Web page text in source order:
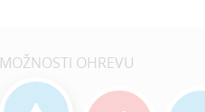
MOŽNOSTI OHREVU